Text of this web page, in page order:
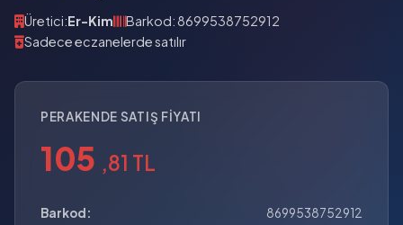
Üretici:Er-Kim
Barkod: 8699538752912
Sadece eczanelerde satılır
PERAKENDE SATIŞ FIYATI
105 ,81 TL
Barkod:
8699538752912